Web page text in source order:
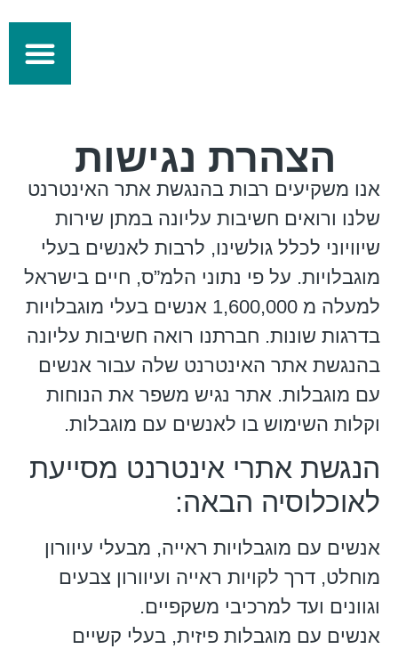
הצהרת נגישות
אנו משקיעים רבות בהנגשת אתר האינטרנט
שלנו ורואים חשיבות עליונה במתן שירות
שיוויוני לכלל גולשינו, לרבות לאנשים בעלי
מוגבלויות. על פי נתוני הלמ”ס, חיים בישראל
למעלה מ 1,600,000 אנשים בעלי מוגבלויות
בדרגות שונות. חברתנו רואה חשיבות עליונה
בהנגשת אתר האינטרנט שלה עבור אנשים
עם מוגבלות. אתר נגיש משפר את הנוחות
וקלות השימוש בו לאנשים עם מוגבלות.
הנגשת אתרי אינטרנט מסייעת
לאוכלוסיה הבאה:
אנשים עם מוגבלויות ראייה, מבעלי עיוורון
מוחלט, דרך לקויות ראייה ועיוורון צבעים
וגוונים ועד למרכיבי משקפיים.
אנשים עם מוגבלות פיזית, בעלי קשיים